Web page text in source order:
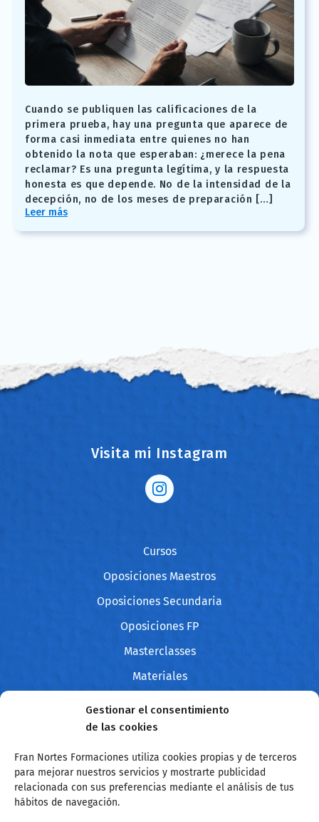
Gestionar el consentimiento
de las cookies
Fran Nortes Formaciones utiliza cookies propias y de terceros
para mejorar nuestros servicios y mostrarte publicidad
relacionada con sus preferencias mediante el análisis de tus
hábitos de navegación.
Cuando se publiquen las calificaciones de la
primera prueba, hay una pregunta que aparece de
forma casi inmediata entre quienes no han
obtenido la nota que esperaban: ¿merece la pena
reclamar? Es una pregunta legítima, y la respuesta
honesta es que depende. No de la intensidad de la
decepción, no de los meses de preparación […]
Leer más
Visita mi Instagram
Cursos
Oposiciones Maestros
Oposiciones Secundaria
Oposiciones FP
Masterclasses
Materiales
Contacto
Sobre mí